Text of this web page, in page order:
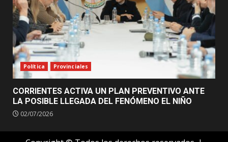
Política Provinciales
CORRIENTES ACTIVA UN PLAN PREVENTIVO ANTE
LA POSIBLE LLEGADA DEL FENÓMENO EL NIÑO
02/07/2026